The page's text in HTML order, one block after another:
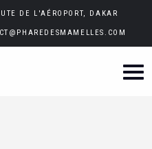
DE L'AÉROPORT, DAKAR